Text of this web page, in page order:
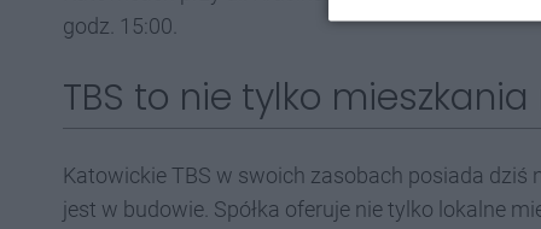
godz. 15:00.
TBS to nie tylko
Katowickie TBS w swoich zasobach posiada dziś
jest w budowie. Spółka oferuje nie tylko lokalne